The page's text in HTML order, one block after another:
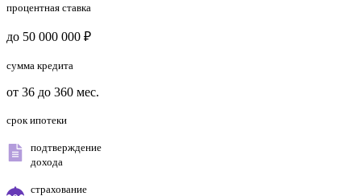
процентная ставка
до 50 000 000 ₽
сумма кредита
от 36 до 360 мес.
срок ипотеки
подтверждение
дохода
страхование